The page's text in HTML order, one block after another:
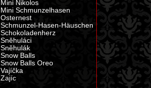
Mini Nikolos
Mini Schmunzelhasen
Osternest
Schmunzel-Hasen-Häuschen
Schokoladenherz
Sněhuláci
Sněhulák
Snow Balls
Snow Balls Oreo
Vajíčka
Zajíc